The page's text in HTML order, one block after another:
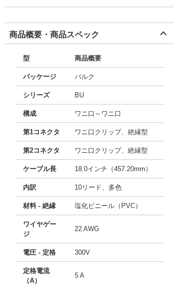
商品概要・商品スペック
型 商品概要
パッケージ バルク
シリーズ BU
構成 ワニ口～ワニ口
第1コネクタ ワニ口クリップ、絶縁型
第2コネクタ ワニ口クリップ、絶縁型
ケーブル長 18.0インチ（457.20mm）
内訳 10リード、多色
材料 - 絶縁 塩化ビニール（PVC）
ワイヤゲー
ジ
22 AWG
電圧 - 定格 300V
定格電流
（A）
5 A